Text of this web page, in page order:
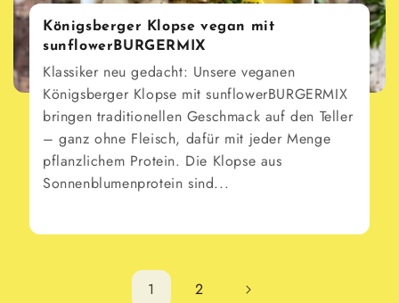
Königsberger Klopse vegan mit
sunflowerBURGERMIX
Klassiker neu gedacht: Unsere veganen
Königsberger Klopse mit sunflowerBURGERMIX
bringen traditionellen Geschmack auf den Teller
– ganz ohne Fleisch, dafür mit jeder Menge
pflanzlichem Protein. Die Klopse aus
Sonnenblumenprotein sind...
1 2